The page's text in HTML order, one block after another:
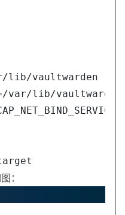
lib/vaultwarden
var/lib/vaultwarden
：